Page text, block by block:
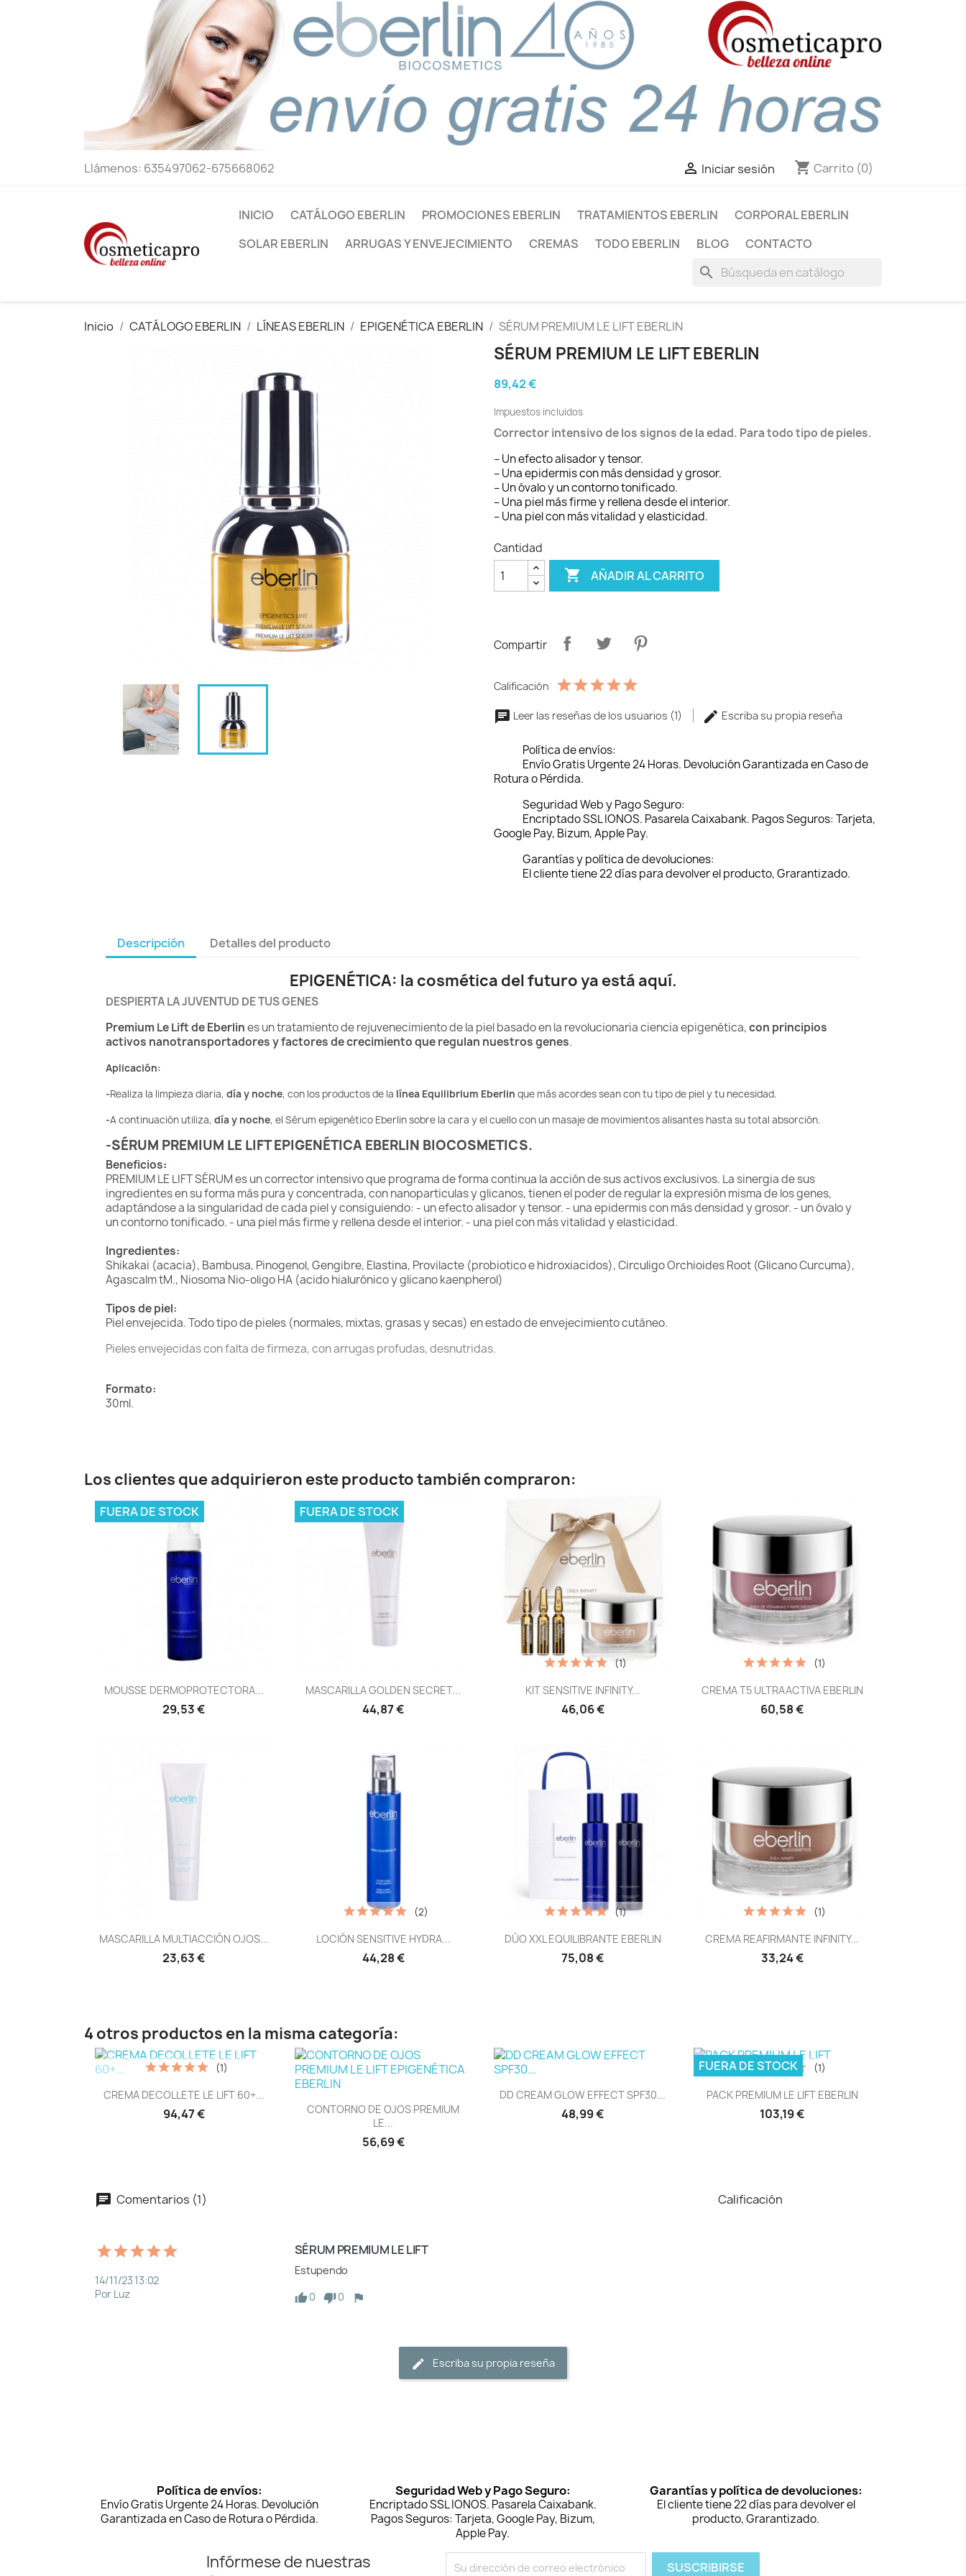
Llámenos: 635497062-675668062  Iniciar sesión shopping_cart Carrito (0)
INICIO CATÁLOGO EBERLIN PROMOCIONES EBERLIN TRATAMIENTOS EBERLIN
CORPORAL EBERLIN
SOLAR EBERLIN
ARRUGAS Y ENVEJECIMIENTO CREMAS TODO EBERLIN BLOG CONTACTO
search
Inicio CATÁLOGO EBERLIN LÍNEAS EBERLIN EPIGENÉTICA EBERLIN SÉRUM PREMIUM LE LIFT EBERLIN
SÉRUM PREMIUM LE LIFT EBERLIN
89,42 €
Impuestos incluidos
Corrector intensivo de los signos de la edad. Para todo tipo de pieles.
– Un efecto alisador y tensor.
– Una epidermis con más densidad y grosor.
– Un óvalo y un contorno tonificado.
– Una piel más firme y rellena desde el interior.
– Una piel con más vitalidad y elasticidad.
Cantidad
 AÑADIR AL CARRITO
Compartir
Calificación
Leer las reseñas de los usuarios (1) Escriba su propia reseña
Política de envíos:
Envío Gratis Urgente 24 Horas. Devolución Garantizada en Caso de
Rotura o Pérdida.
Seguridad Web y Pago Seguro:
Encriptado SSL IONOS. Pasarela Caixabank. Pagos Seguros: Tarjeta,
Google Pay, Bizum, Apple Pay.
Garantías y política de devoluciones:
El cliente tiene 22 días para devolver el producto, Grarantizado.
Descripción Detalles del producto
EPIGENÉTICA: la cosmética del futuro ya está aquí.
DESPIERTA LA JUVENTUD DE TUS GENES
Premium Le Lift de Eberlines un tratamiento de rejuvenecimiento de la piel basado en la revolucionaria ciencia epigenética,con principios
activos nanotransportadores y factores de crecimiento que regulan nuestros genes.
Aplicación:
-Realiza la limpieza diaria, día y noche, con los productos de la línea Equilibrium Eberlin que más acordes sean con tu tipo de piel y tu necesidad.
-A continuación utiliza, día y noche, el Sérum epigenético Eberlinsobre la cara y el cuello con un masaje de movimientos alisantes hasta su total absorción.
-SÉRUM PREMIUM LE LIFTEPIGENÉTICA EBERLIN BIOCOSMETICS.
Beneficios:
PREMIUM LE LIFT SÉRUM es un corrector intensivo que programa de forma continua la acción de sus activos exclusivos. La sinergia de sus
ingredientes en su forma más pura y concentrada, con nanoparticulas y glicanos, tienen el poder de regular la expresión misma de los genes,
adaptándose a la singularidad de cada piel y consiguiendo: - un efecto alisador y tensor. - una epidermis con más densidad y grosor. - un óvalo y
un contorno tonificado. - una piel más firme y rellena desde el interior. - una piel con más vitalidad y elasticidad.
Ingredientes:
Shikakai (acacia), Bambusa, Pinogenol, Gengibre, Elastina, Provilacte (probiotico e hidroxiacidos), Circuligo Orchioides Root (Glicano Curcuma),
Agascalm tM., Niosoma Nio-oligo HA (acido hialurónico y glicano kaenpherol)
Tipos de piel:
Piel envejecida.Todo tipo de pieles (normales, mixtas, grasas y secas) en estado de envejecimiento cutáneo.
Pieles envejecidas con falta de firmeza, con arrugas profudas, desnutridas.
Formato:
30ml.
Los clientes que adquirieron este producto también compraron:
Vista rápida
MOUSSE DERMOPROTECTORA...
29,53 €
FUERA DE STOCK
 Vista rápida
MASCARILLA GOLDEN SECRET...
44,87 €
FUERA DE STOCK
Vista rápida
KIT SENSITIVE INFINITY...
46,06 €
(1)
 Vista rápida
CREMA T5 ULTRAACTIVA EBERLIN
60,58 €
(1)
Vista rápida
MASCARILLA MULTIACCIÓN OJOS...
23,63 €
Vista rápida
LOCIÓN SENSITIVE HYDRA...
44,28 €
(2)
Vista rápida
DÚO XXL EQUILIBRANTE EBERLIN
75,08 €
(1)
Vista rápida
CREMA REAFIRMANTE INFINITY...
33,24 €
(1)
4 otros productos en la misma categoría:
Vista rápida
CREMA DECOLLETE LE LIFT 60+...
94,47 €
(1)
Vista rápida
CONTORNO DE OJOS PREMIUM
LE...
56,69 €
Vista rápida
DD CREAM GLOW EFFECT SPF30...
48,99 €
Vista rápida
PACK PREMIUM LE LIFT EBERLIN
103,19 €
(1)
FUERA DE STOCK
Comentarios (1) Calificación
14/11/23 13:02
Por Luz
SÉRUM PREMIUM LE LIFT
Estupendo
0
0
Escriba su propia reseña
Política de envíos:
Envío Gratis Urgente 24 Horas. Devolución
Garantizada en Caso de Rotura o Pérdida.
Seguridad Web y Pago Seguro:
Encriptado SSL IONOS. Pasarela Caixabank.
Pagos Seguros: Tarjeta, Google Pay, Bizum,
Apple Pay.
Garantías y política de devoluciones:
El cliente tiene 22 días para devolver el
producto, Grarantizado.
Infórmese de nuestras